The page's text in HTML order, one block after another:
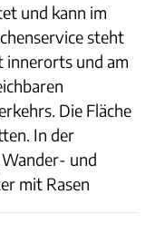
und kann im
steht
innerorts und am
Die Fläche
In der
und
mit Rasen